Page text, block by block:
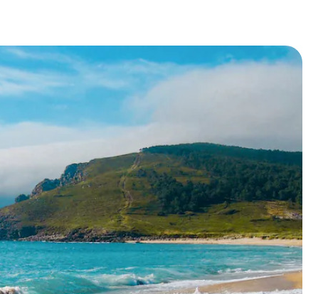
hacia arriba y hacia abajo o explora con el tacto o desliza el dedo.